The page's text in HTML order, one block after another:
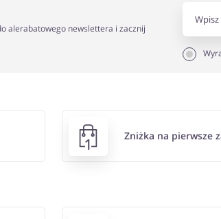
alerabatowego newslettera i zacznij
Zniżka na pierwsze